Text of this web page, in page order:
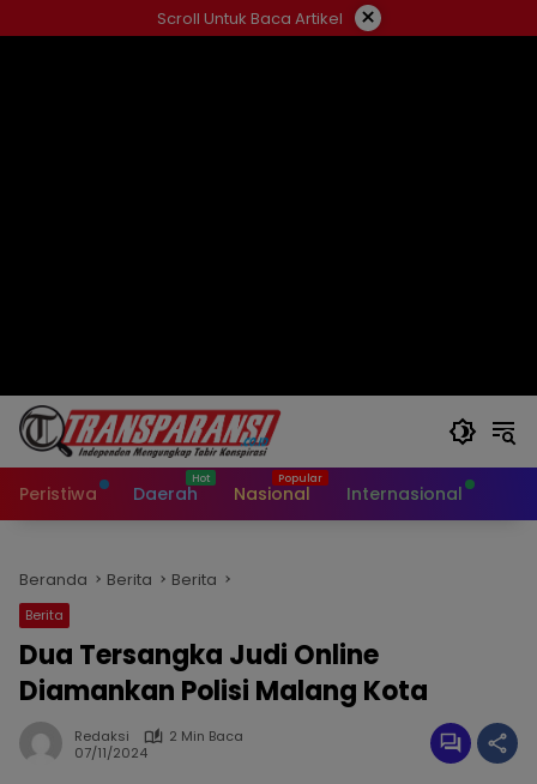
ke
Scroll Untuk Baca Artikel ×
Peristiwa Daerah Nasional Internasional
Beranda Berita Berita
Berita
Dua Tersangka Judi Online
Diamankan Polisi Malang Kota
Redaksi
2 Min Baca
07/11/2024